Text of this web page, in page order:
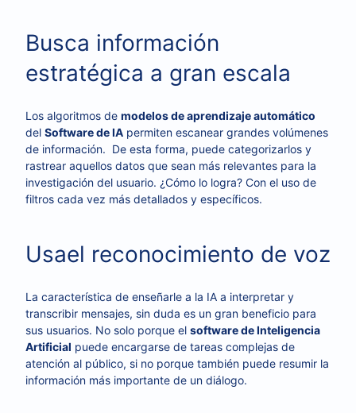
Busca información
estratégica a gran escala
Los algoritmos de modelos de aprendizaje automático
del Software de IA permiten escanear grandes volúmenes
de información. De esta forma, puede categorizarlos y
rastrear aquellos datos que sean más relevantes para la
investigación del usuario. ¿Cómo lo logra? Con el uso de
filtros cada vez más detallados y específicos.
Usael reconocimiento de voz
La característica de enseñarle a la IA a interpretar y
transcribir mensajes, sin duda es un gran beneficio para
sus usuarios. No solo porque el software de Inteligencia
Artificial puede encargarse de tareas complejas de
atención al público, si no porque también puede resumir la
información más importante de un diálogo.